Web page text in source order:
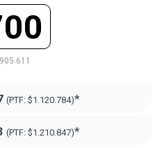
(PTF: $1.120.784)*
(PTF: $1.210.847)*